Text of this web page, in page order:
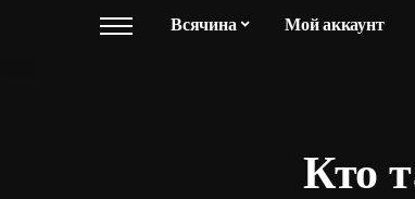
Всячина Мой аккаунт
Кто